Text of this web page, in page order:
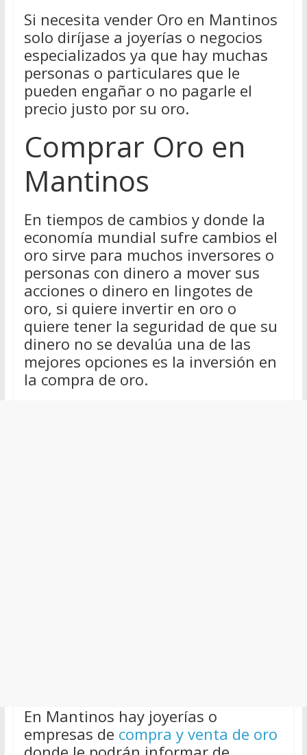
Si necesita vender Oro en Mantinos
solo diríjase a joyerías o negocios
especializados ya que hay muchas
personas o particulares que le
pueden engañar o no pagarle el
precio justo por su oro.
Comprar Oro en
Mantinos
En tiempos de cambios y donde la
economía mundial sufre cambios el
oro sirve para muchos inversores o
personas con dinero a mover sus
acciones o dinero en lingotes de
oro, si quiere invertir en oro o
quiere tener la seguridad de que su
dinero no se devalúa una de las
mejores opciones es la inversión en
la compra de oro.
En Mantinos hay joyerías o
empresas de compra y venta de oro